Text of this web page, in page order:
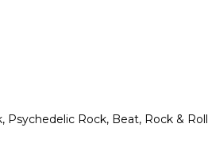
Psychedelic Rock, Beat, Rock & Roll